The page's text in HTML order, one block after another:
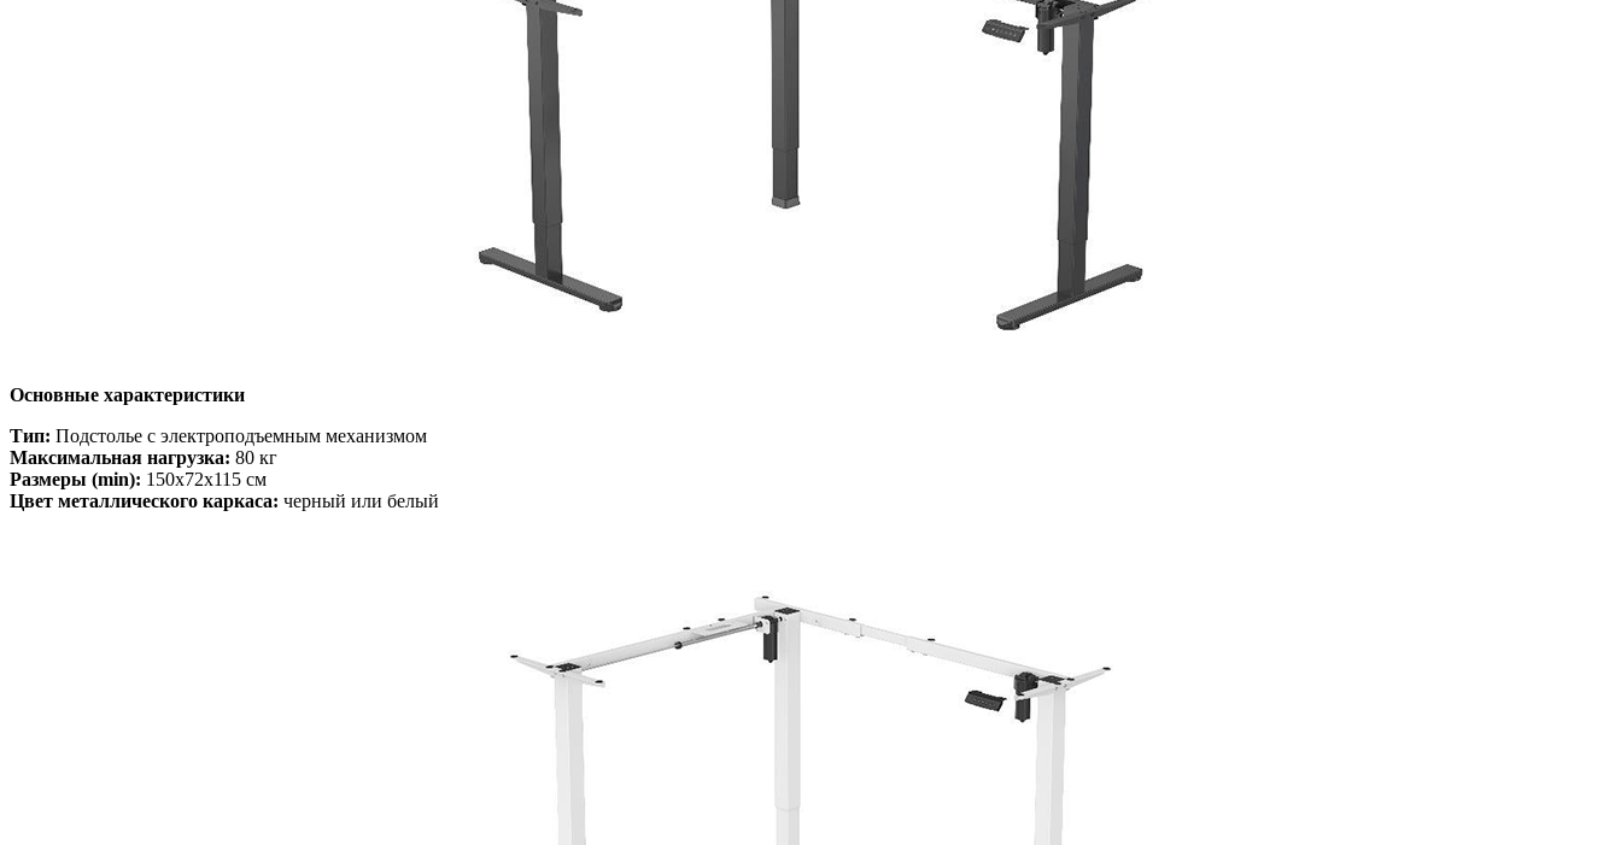
Основные характеристики
Тип: Подстолье с электроподъемным механизмом
Максимальная нагрузка: 80 кг
Размеры (min): 150x72x115 см
Цвет металлического каркаса: черный или белый